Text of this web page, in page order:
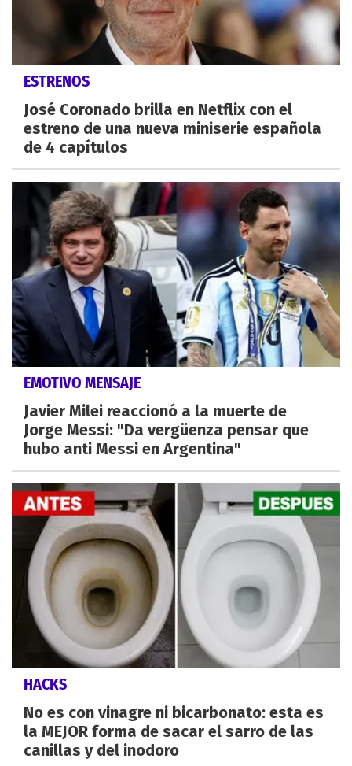
ESTRENOS
José Coronado brilla en Netflix con el
estreno de una nueva miniserie española
de 4 capítulos
EMOTIVO MENSAJE
Javier Milei reaccionó a la muerte de
Jorge Messi: "Da vergüenza pensar que
hubo anti Messi en Argentina"
HACKS
No es con vinagre ni bicarbonato: esta es
la MEJOR forma de sacar el sarro de las
canillas y del inodoro